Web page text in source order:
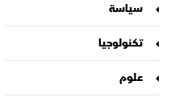
سياسة
تكنولوجيا
علوم